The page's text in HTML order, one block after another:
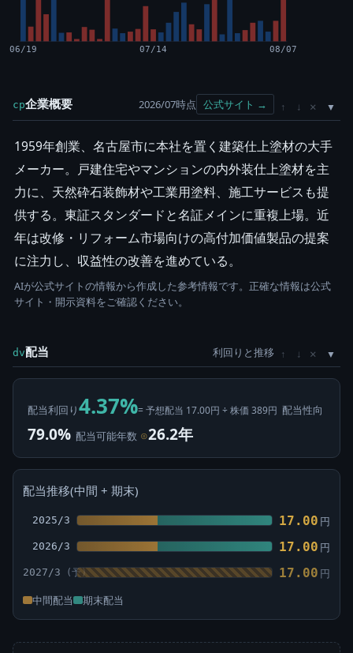
06/19 07/14 08/07
cp企業概要 2026/07時点 公式サイト → ↑ ↓ ×
1959年創業、名古屋市に本社を置く建築仕上塗材の大手
メーカー。戸建住宅やマンションの内外装仕上塗材を主
力に、天然砕石装飾材や工業用塗料、施工サービスも提
供する。東証スタンダードと名証メインに重複上場。近
年は改修・リフォーム市場向けの高付加価値製品の提案
に注力し、収益性の改善を進めている。
AIが公式サイトの情報から作成した参考情報です。正確な情報は公式
サイト・開示資料をご確認ください。
dv配当 利回りと推移 ↑ ↓ ×
配当利回り4.37%= 予想配当 17.00円 ÷ 株価 389円 配当性向
79.0% 配当可能年数 ⊙26.2年
配当推移(中間 + 期末)
2025/3 17.00 円
2026/3 17.00 円
2027/3 17.00 円
中間配当 期末配当